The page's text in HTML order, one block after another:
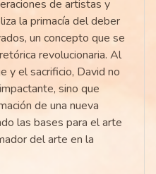
de artistas y
la primacía del deber
un concepto que se
revolucionaria. Al
y el sacrificio, David no
sino que
de una nueva
las bases para el arte
del arte en la